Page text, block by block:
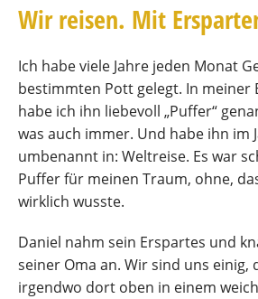
Wir reisen. Mit
Ich habe viele Jahre jeden Monat
bestimmten Pott gelegt. In meiner
habe ich ihn liebevoll „Puffer“
was auch immer. Und habe ihn im
umbenannt in: Weltreise. Es war
Puffer für meinen Traum, ohne,
wirklich wusste.
Daniel nahm sein Erspartes und
seiner Oma an. Wir sind uns einig,
irgendwo dort oben in einem